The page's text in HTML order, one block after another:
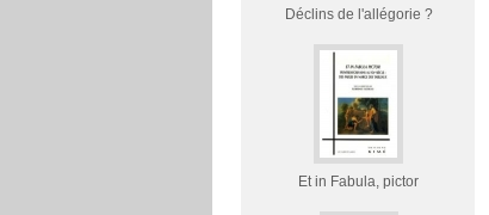
Déclins de l'allégorie ?
Et in Fabula, pictor